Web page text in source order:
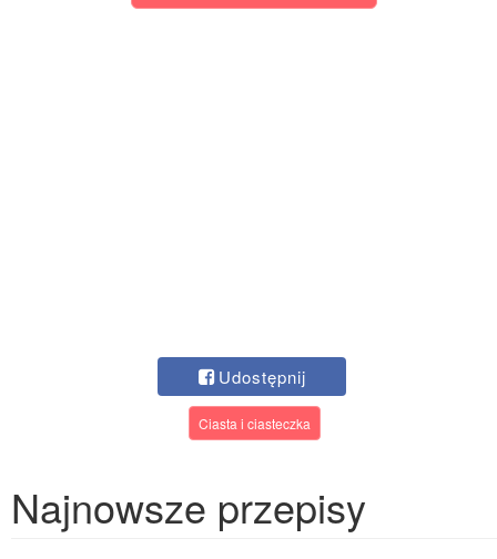
Udostępnij
Ciasta i ciasteczka
Najnowsze przepisy